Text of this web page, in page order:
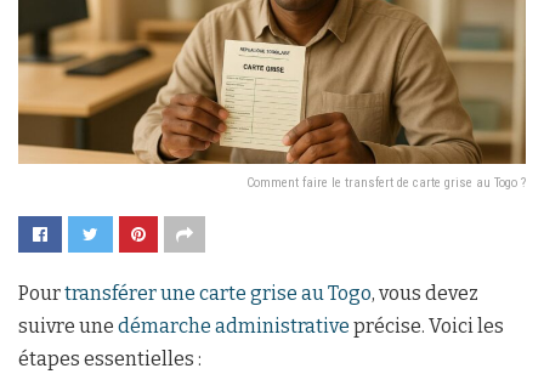
Comment faire le transfert de carte grise au Togo ?
Pourtransférer une carte grise au Togo, vous devez
suivre une démarche administrative précise. Voici les
étapes essentielles :